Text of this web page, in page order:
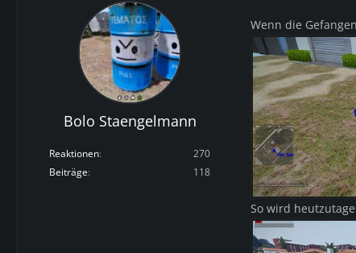
Bolo Staengelmann
Reaktionen
270
Beiträge
118
Wenn die
So wird